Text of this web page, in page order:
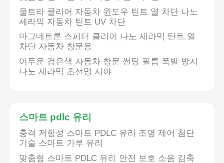
울트라 클리어 자동차 윈도우 틴트 열 차단 나노
세라믹 자동차 틴트 UV 차단
마그네트론 스퍼터 클리어 나노 세라믹 틴트 열
차단 자동차 창문용
어두운 검은색 자동차 창문 썬팅 필름 폭발 방지
나노 세라믹 초선명 시야
스마트 pdlc 유리
충격 저항성 스마트 PDLC 유리 조명 제어 첨단
기술 스마트 가루 유리
맞춤형 스마트 PDLC 유리 안전 보호 소음 감축